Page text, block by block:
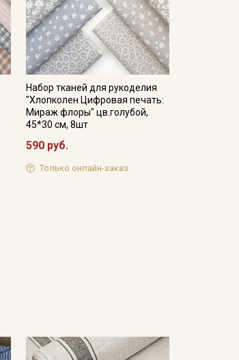
Набор тканей для рукоделия
"Хлопколен Цифровая печать:
Мираж флоры" цв.голубой,
45*30 см, 8шт
590 руб.
Только онлайн-заказ